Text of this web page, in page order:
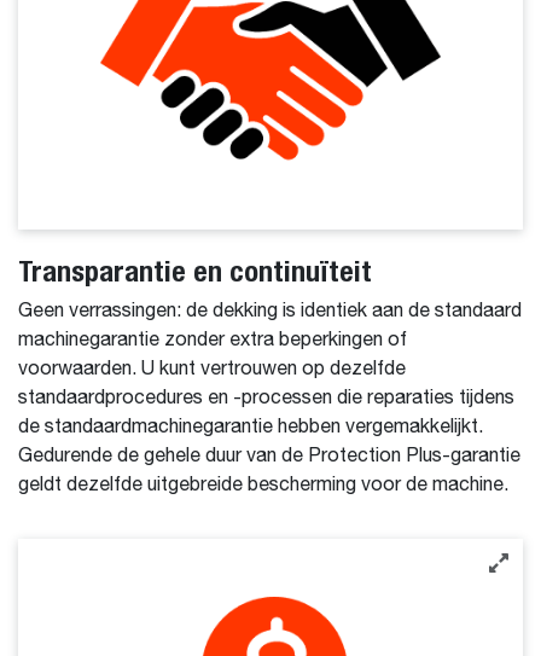
Transparantie en continuïteit
Geen verrassingen: de dekking is identiek aan de standaard
machinegarantie zonder extra beperkingen of
voorwaarden. U kunt vertrouwen op dezelfde
standaardprocedures en -processen die reparaties tijdens
de standaardmachinegarantie hebben vergemakkelijkt.
Gedurende de gehele duur van de Protection Plus-garantie
geldt dezelfde uitgebreide bescherming voor de machine.